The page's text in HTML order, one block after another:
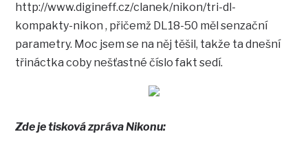
http://www.digineff.cz/clanek/nikon/tri-dl-
kompakty-nikon , přičemž DL18-50 měl senzační
parametry. Moc jsem se na něj těšil, takže ta dnešní
třináctka coby nešťastné číslo fakt sedí.
Zde je tisková zpráva Nikonu: